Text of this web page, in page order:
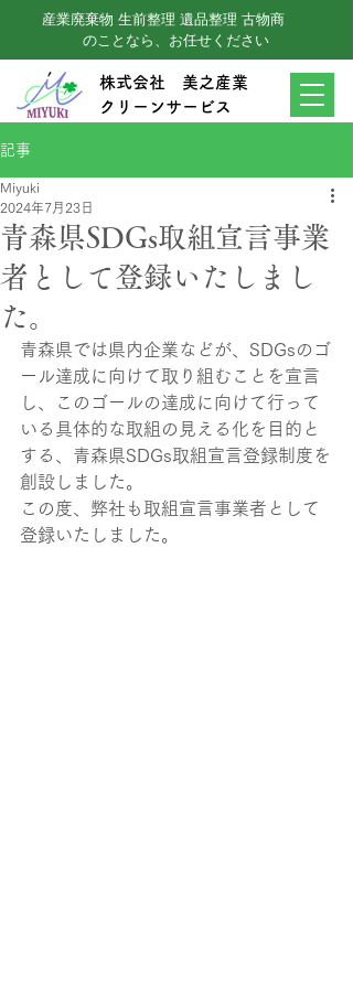
産業廃棄物 生前整理 遺品整理 古物商
のことなら、お任せください
株式会社 美之産業
クリーンサービス
記事
青森県SDGs取組宣言事業
者として登録いたしまし
た。
Miyuki
2024年7月23日
青森県では県内企業などが、SDGsのゴ
ール達成に向けて取り組むことを宣言
し、このゴールの達成に向けて行って
いる具体的な取組の見える化を目的と
する、青森県SDGs取組宣言登録制度を
創設しました。
この度、弊社も取組宣言事業者として
登録いたしました。